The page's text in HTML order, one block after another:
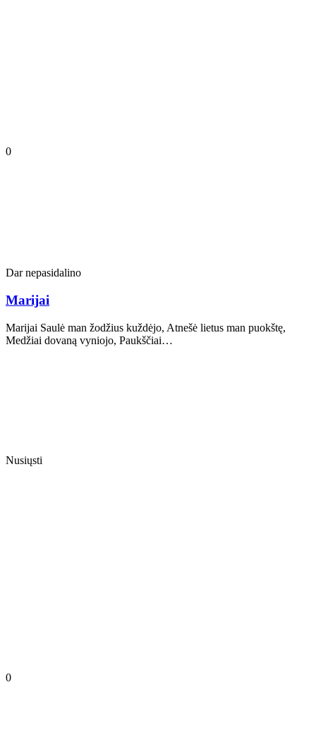
0
Dar nepasidalino
Marijai
Marijai Saulė man žodžius kuždėjo, Atnešė lietus man puokštę,
Medžiai dovaną vyniojo, Paukščiai…
Nusiųsti
0